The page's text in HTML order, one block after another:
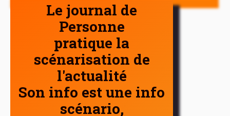
Le journal de
Personne
pratique la
scénarisation de
l'actualité
Son info est une info
scénario,